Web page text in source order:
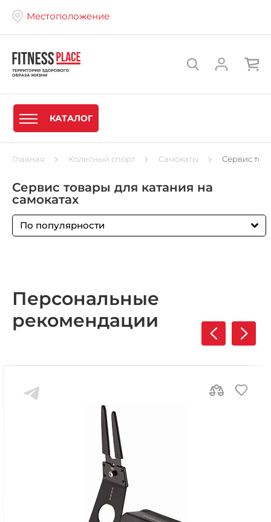
Местоположение
КАТАЛОГ
Главная Колесный спорт Самокаты Сервис
Сервис товары для катания на
самокатах
По популярности
Персональные
рекомендации